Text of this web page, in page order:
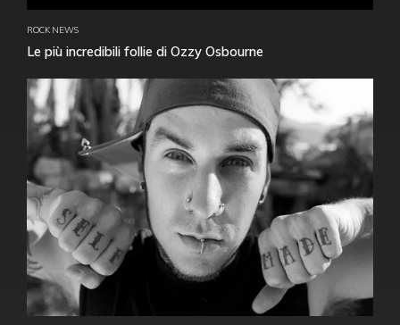
ROCK NEWS
Le più incredibili follie di Ozzy Osbourne